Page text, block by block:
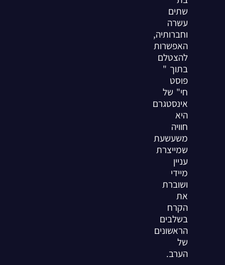
שתים
עשרה
וחברותיה,
האפשרות
להצטלם
בתוך "
פוסט
חי" של
אינסטגרם
היא
חוויה
משעשעת
שמייצרת
עניין
מיידי
ושוברת
את
הקרח
בשלבים
הראשונים
של
הערב.